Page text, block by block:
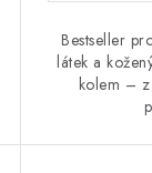
Bestseller
látek a
kolem – z